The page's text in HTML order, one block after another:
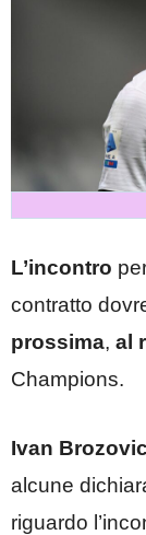
L’incontro
contratto
prossima, al
Champions.
Ivan Brozovic
alcune
riguardo